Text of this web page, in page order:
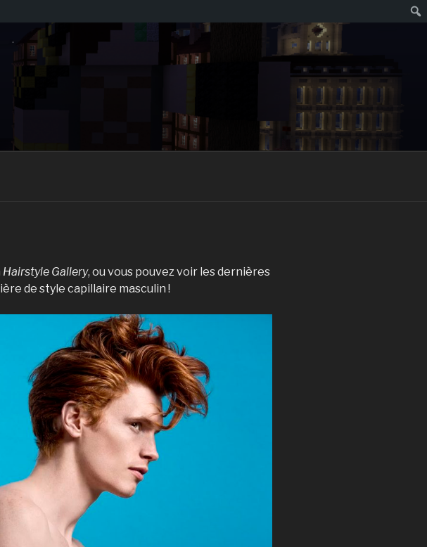
Hairstyle Gallery, ou vous pouvez voir les dernières
de style capillaire masculin !